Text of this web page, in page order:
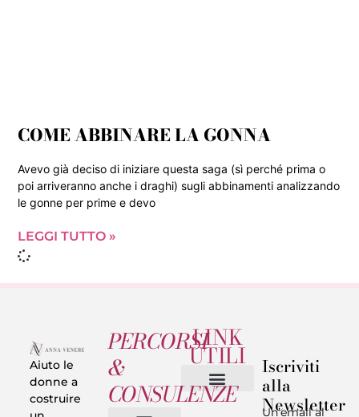
COME ABBINARE LA GONNA
Avevo già deciso di iniziare questa saga (sì perché prima o
poi arriveranno anche i draghi) sugli abbinamenti analizzando
le gonne per prime e devo
LEGGI TUTTO »
Aiuto le
donne a
costruire
PERCORSI
&
CONSULENZE
LINK
UTILI Iscriviti
alla
Newsletter
Un’email al